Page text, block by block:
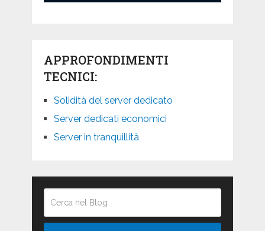
APPROFONDIMENTI
TECNICI:
Solidità del server dedicato
Server dedicati economici
Server in tranquillità